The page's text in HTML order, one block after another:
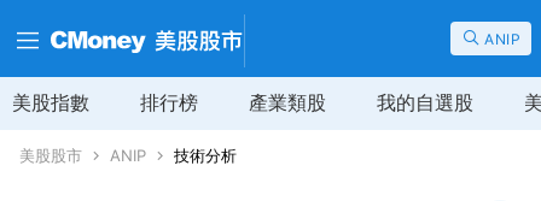
ANIP
美股指數 排行榜 產業類股 我的自選股
美股股市 ANIP 技術分析